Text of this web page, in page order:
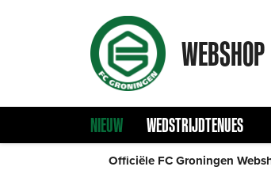
WEBSHOP
NIEUW WEDSTRIJDTENUES
Officiële FC Groningen